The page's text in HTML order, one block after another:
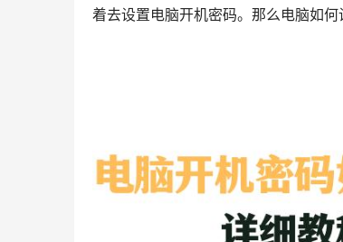
着去设置电脑开机密码。那么电脑如